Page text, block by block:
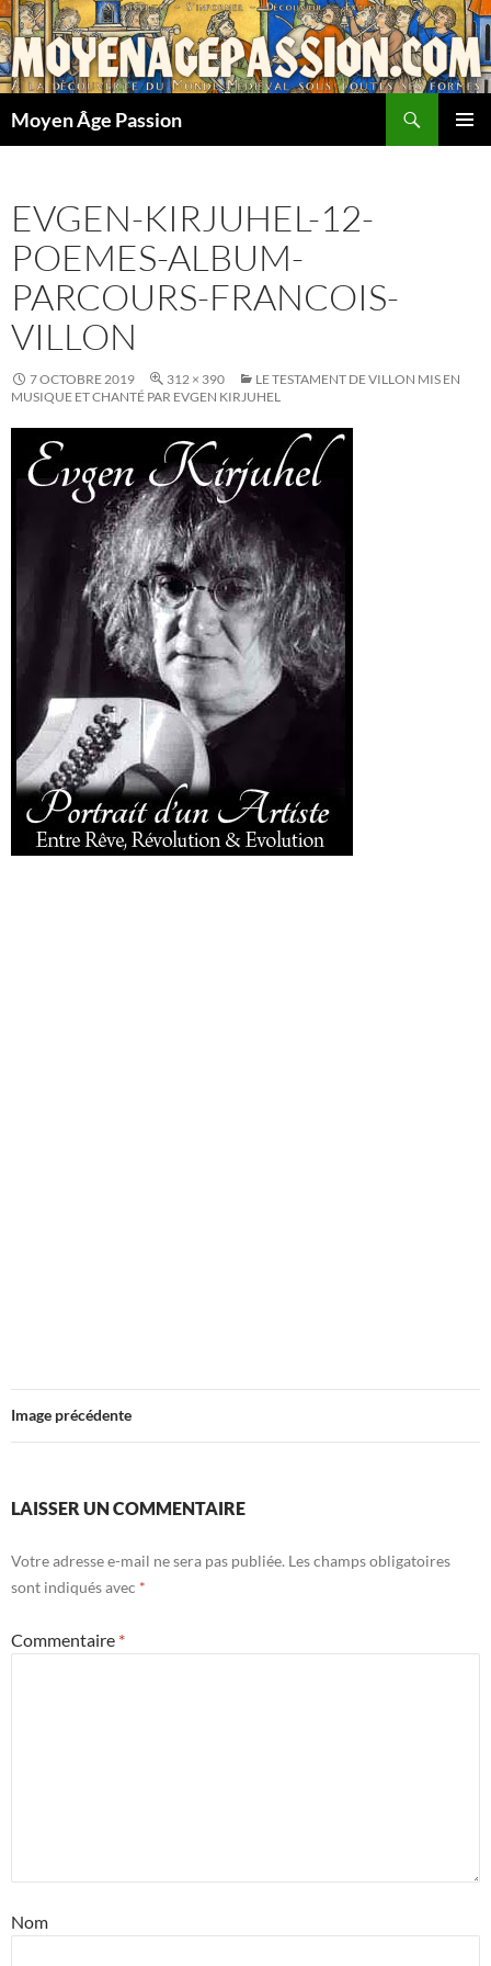
Aller
au
contenu
Moyen Âge Passion
EVGEN-KIRJUHEL-12-
POEMES-ALBUM-
PARCOURS-FRANCOIS-
VILLON
7 OCTOBRE 2019 312 × 390
LE TESTAMENT DE VILLON MIS EN
MUSIQUE ET CHANTÉ PAR EVGEN KIRJUHEL
Image précédente
LAISSER UN COMMENTAIRE
Votre adresse e-mail ne sera pas publiée. Les champs obligatoires
sont indiqués avec *
Commentaire *
Nom